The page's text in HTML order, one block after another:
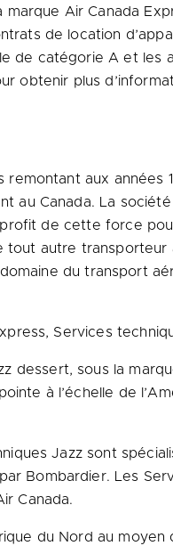
Air Canada
de location
de catégorie A et les
obtenir plus
remontant aux années
au Canada. La
de cette force
tout autre
du transport
Services
dessert, sous la
à l’échelle de
Jazz sont
Bombardier. Les
Canada.
du Nord au moyen